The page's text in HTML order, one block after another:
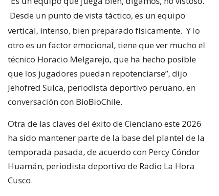
Desde un punto de vista táctico, es un equipo
vertical, intenso, bien preparado físicamente. Y lo
otro es un factor emocional, tiene que ver mucho el
técnico Horacio Melgarejo, que ha hecho posible
que los jugadores puedan repotenciarse”, dijo
Jehofred Sulca, periodista deportivo peruano, en
conversación con BioBioChile.
Otra de las claves del éxito de Cienciano este 2026
ha sido mantener parte de la base del plantel de la
temporada pasada, de acuerdo con Percy Cóndor
Huamán, periodista deportivo de Radio La Hora
Cusco.